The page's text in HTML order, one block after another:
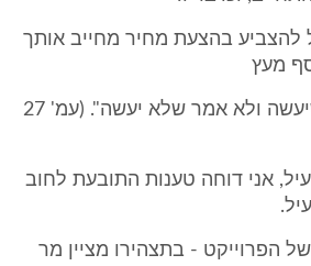
להצביע בהצעת מחיר מחייב אותך
מעץ
ת. הוא לא אמר לי שיעשה ולא אמר שלא יעשה". (עמ' 27
אני דוחה טענות התובעת לחוב
הפרוייקט - בתצהירו מציין מר